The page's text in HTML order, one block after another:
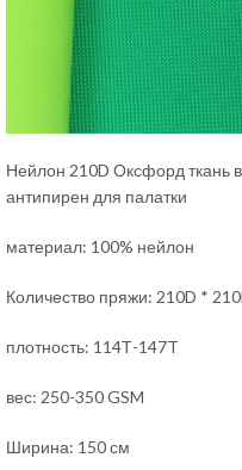
Нейлон 210D Оксфорд ткань
антипирен для палатки
материал: 100% нейлон
Количество пряжи: 210D *
плотность: 114Т-147T
вес: 250-350 GSM
Ширина: 150 см